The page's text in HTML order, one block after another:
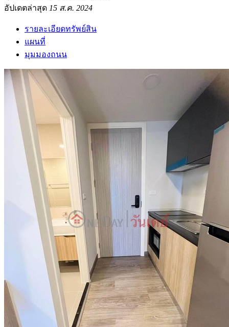
อัปเดตล่าสุด 15 ส.ค. 2024
รายละเอียดทรัพย์สิน
แผนที่
มุมมองถนน